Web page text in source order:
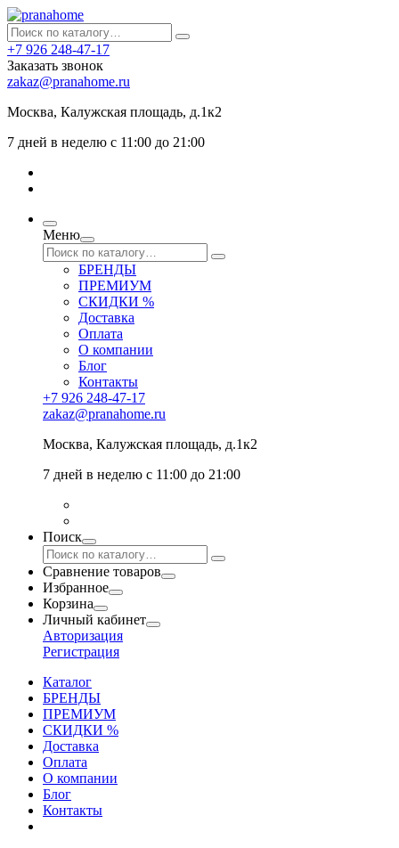
+7 926 248-47-17
Заказать звонок
zakaz@pranahome.ru
Москва, Калужская площадь, д.1к2
7 дней в неделю с 11:00 до 21:00
Меню
БРЕНДЫ
ПРЕМИУМ
СКИДКИ %
Доставка
Оплата
О компании
Блог
Контакты
+7 926 248-47-17
zakaz@pranahome.ru
Москва, Калужская площадь, д.1к2
7 дней в неделю с 11:00 до 21:00
Поиск
Сравнение товаров
Избранное
Корзина
Личный кабинет
Авторизация
Регистрация
Каталог
БРЕНДЫ
ПРЕМИУМ
СКИДКИ %
Доставка
Оплата
О компании
Блог
Контакты